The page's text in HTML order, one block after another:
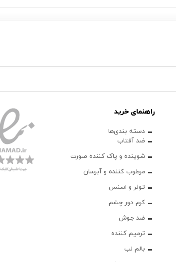
راهنمای خرید
دسته بندی‌ها
ضد آفتاب
شوینده و پاک‌ کننده صورت
مرطوب کننده و آبرسان
تونر و اسنس
کرم دور چشم
ضد جوش
ترمیم کننده
بالم لب